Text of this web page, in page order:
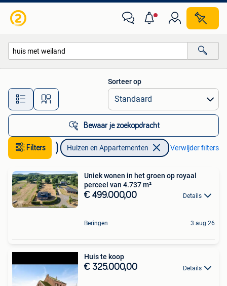
Alle afstanden…
Sorteer op
Bewaar je zoekopdracht
Filters
Immo Huizen en Appartementen Verwijder filters
Uniek wonen in het groen op royaal
perceel van 4.737 m²
€ 499.000,00 Details
Beringen 3 aug 26
Huis te koop
€ 325.000,00 Details